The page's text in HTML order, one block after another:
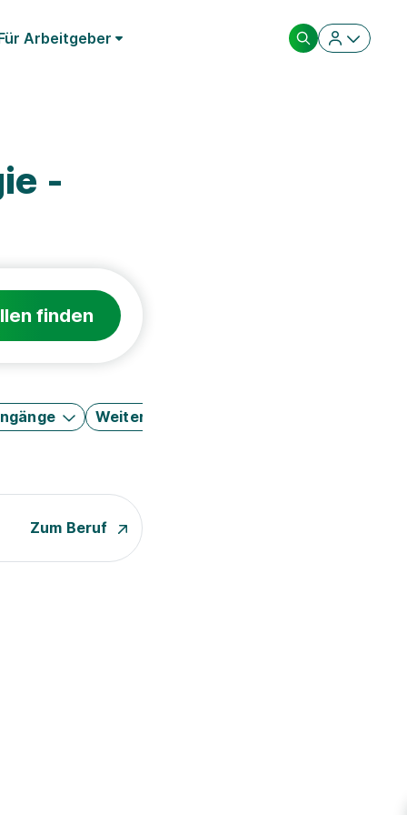
Arbeitgeber
-
finden
Weitere Filter
Zum Beruf